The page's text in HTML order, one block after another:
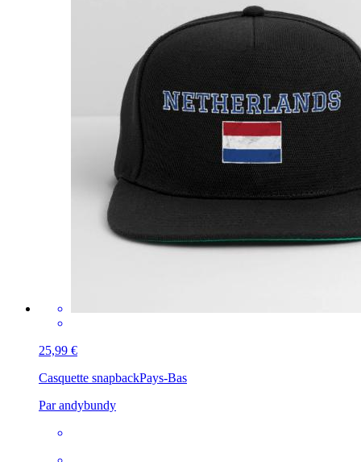
25,99 €
Casquette snapbackPays-Bas
Par andybundy